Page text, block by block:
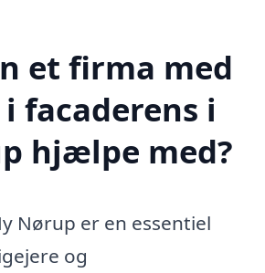
et firma med
facaderens i
hjælpe med?
Nørup er en essentiel
og